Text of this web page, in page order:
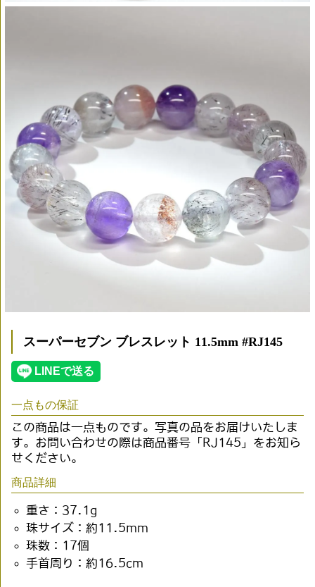
スーパーセブン ブレスレット 11.5mm #RJ145
一点もの保証
この商品は一点ものです。写真の品をお届けいたしま
す。お問い合わせの際は商品番号「RJ145」をお知ら
せください。
商品詳細
重さ：37.1g
珠サイズ：約11.5mm
珠数：17個
手首周り：約16.5cm